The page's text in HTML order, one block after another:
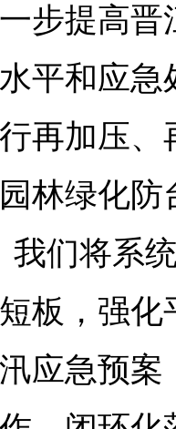
步提高
平和应
再加压
林绿化
我们将系
板，强
应急预